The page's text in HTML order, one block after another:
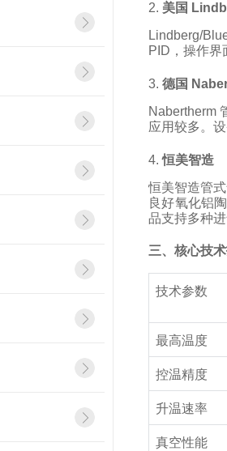
2. 美国
Lindberg/
PID，操作
3.德国
Nabertherm
应用较多。
4.恒美智造
恒美智造管
良好氧化铝
品支持多种
三、核心技
技术参数
最高温度
控温精度
升温速率
真空性能